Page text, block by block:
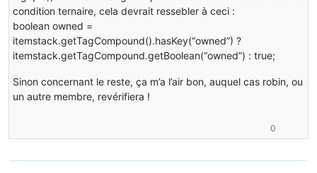
condition ternaire, cela devrait ressebler à ceci :
boolean owned =
itemstack.getTagCompound().hasKey(“owned”) ?
itemstack.getTagCompound.getBoolean(“owned”) : true;
Sinon concernant le reste, ça m’a l’air bon, auquel cas robin, ou
un autre membre, revérifiera !
0